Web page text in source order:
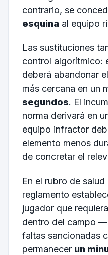
contrario, se
esquinaal equipo
Las sustituciones
control algorítmico:
deberá abandonar
más cercana en un
segundos. El
norma derivará en
equipo infractor
elemento menos
de concretar el
En el rubro de
reglamento
jugador que
dentro del campo
faltas sancionadas
permanecer un